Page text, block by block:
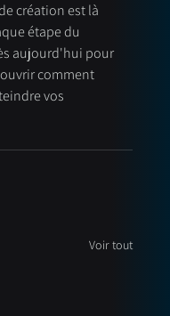
création est là
étape du
aujourd'hui pour
comment
vos
Voir tout